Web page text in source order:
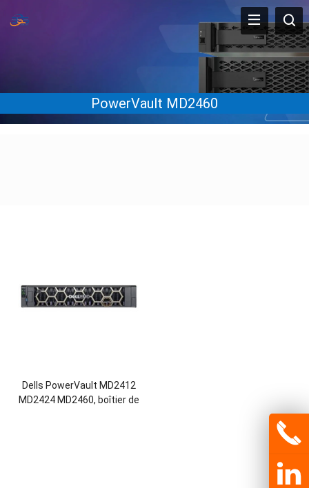
PowerVault MD2460
Dells PowerVault MD2412
MD2424 MD2460, boîtier de